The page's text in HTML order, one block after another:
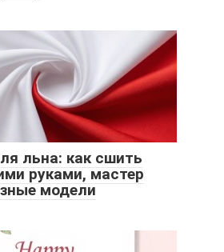
льна: как сшить
руками, мастер
модели